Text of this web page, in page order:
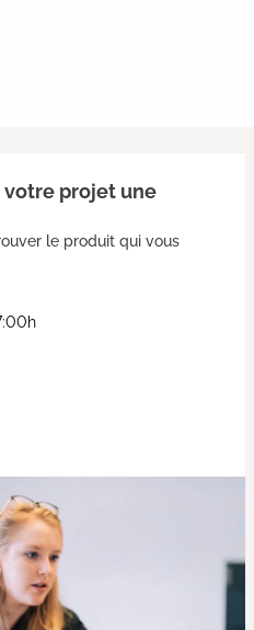
votre projet une
le produit qui vous